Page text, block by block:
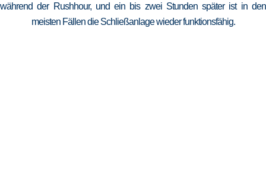
während der Rushhour, und ein bis zwei Stunden später ist in den
meisten Fällen die Schließanlage wieder funktionsfähig.